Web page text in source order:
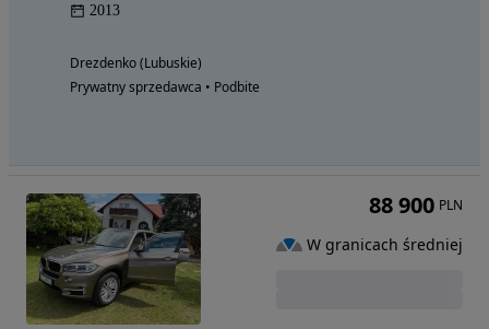
2013
Drezdenko (Lubuskie)
Prywatny sprzedawca • Podbite
88 900 PLN
W granicach średniej